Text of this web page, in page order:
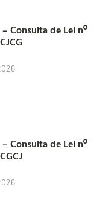
Consulta de Lei nº
Consulta de Lei nº